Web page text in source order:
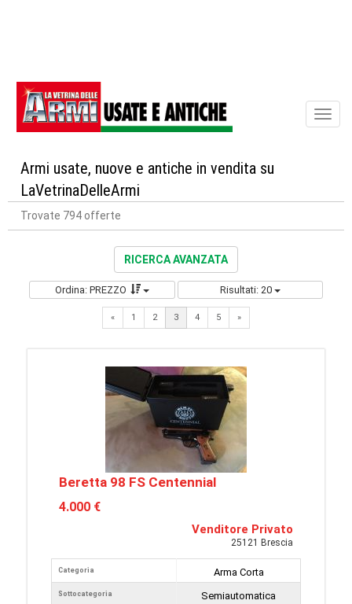
Armi usate, nuove e antiche in vendita su
LaVetrinaDelleArmi
Trovate 794 offerte
RICERCA AVANZATA
Ordina: PREZZO Risultati: 20
«Previous
1 2 3 4 5 »Next
Beretta 98 FS Centennial
4.000 €
Venditore Privato
25121 Brescia
Categoria
Sottocategoria
Arma Corta
Semiautomatica